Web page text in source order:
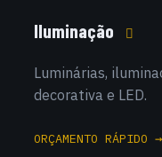
Iluminação
Luminárias,
decorativa e LED.
ORÇAMENTO RÁPIDO →